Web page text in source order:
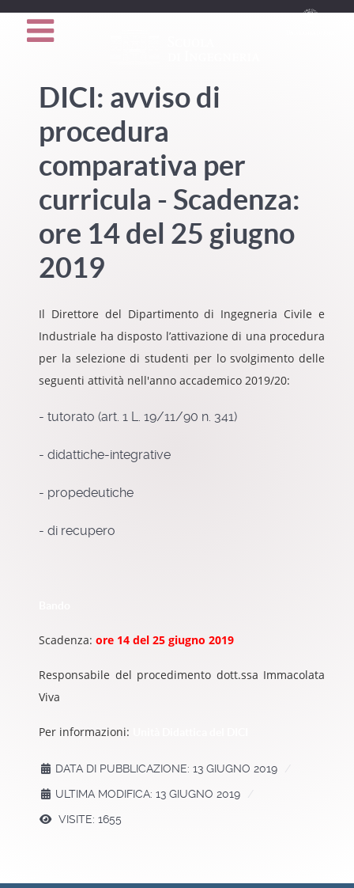
DICI: avviso di
procedura
comparativa per
curricula - Scadenza:
ore 14 del 25 giugno
2019
Il Direttore del Dipartimento di Ingegneria Civile e
Industriale ha disposto l’attivazione di una procedura
per la selezione di studenti per lo svolgimento delle
seguenti attività nell'anno accademico 2019/20:
- tutorato (art. 1 L. 19/11/90 n. 341)
- didattiche-integrative
- propedeutiche
- di recupero
Scadenza: ore 14 del 25 giugno 2019
Responsabile del procedimento dott.ssa Immacolata
Viva
Per informazioni:
DATA DI PUBBLICAZIONE: 13 GIUGNO 2019
ULTIMA MODIFICA: 13 GIUGNO 2019
VISITE: 1655